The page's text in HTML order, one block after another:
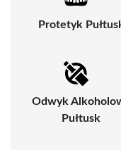
Protetyk
Odwyk
Pułtusk